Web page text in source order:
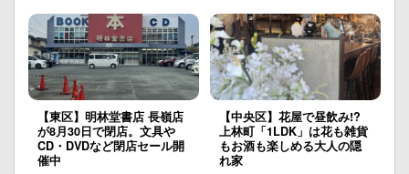
【東区】明林堂書店 長嶺店
が8月30日で閉店。文具や
CD・DVDなど閉店セール開
催中
【中央区】花屋で昼飲み!?
上林町「1LDK」は花も雑貨
もお酒も楽しめる大人の隠
れ家